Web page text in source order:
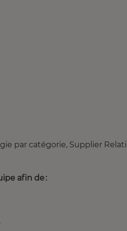
par catégorie, Supplier
afin de :